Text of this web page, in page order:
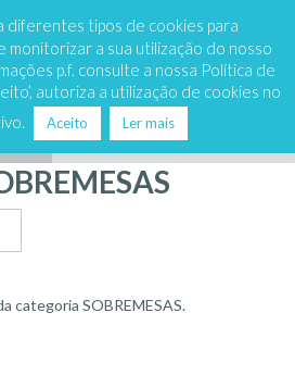
Marque já
categoria SOBREMESAS.
diferentes tipos de cookies para
monitorizar a sua utilização do nosso
p.f. consulte a nossa Política de
autoriza a utilização de cookies no
Aceito Ler mais